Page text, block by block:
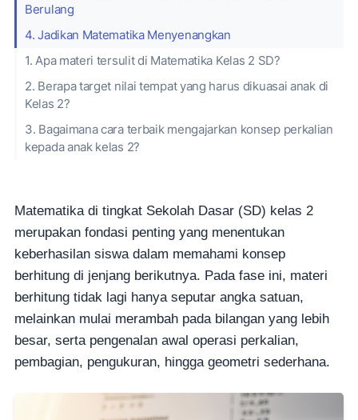
Berulang
4. Jadikan Matematika Menyenangkan
1. Apa materi tersulit di Matematika Kelas 2 SD?
2. Berapa target nilai tempat yang harus dikuasai anak di
Kelas 2?
3. Bagaimana cara terbaik mengajarkan konsep perkalian
kepada anak kelas 2?
Matematika di tingkat Sekolah Dasar (SD) kelas 2
merupakan fondasi penting yang menentukan
keberhasilan siswa dalam memahami konsep
berhitung di jenjang berikutnya. Pada fase ini, materi
berhitung tidak lagi hanya seputar angka satuan,
melainkan mulai merambah pada bilangan yang lebih
besar, serta pengenalan awal operasi perkalian,
pembagian, pengukuran, hingga geometri sederhana.